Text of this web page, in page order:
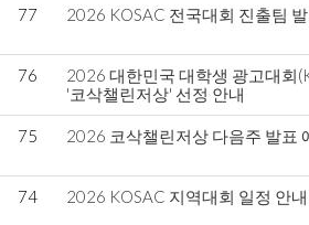
77 2026 KOSAC 전국대회 진출팀
76
2026 대한민국 대학생 광고대회
'코삭챌린저상' 선정 안내
75 2026 코삭챌린저상 다음주 발표
74 2026 KOSAC 지역대회 일정 안내